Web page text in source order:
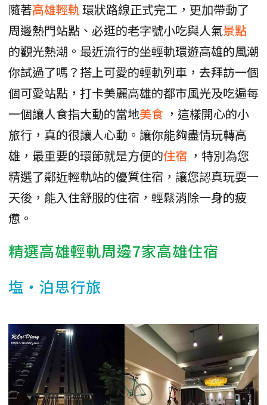
隨著高雄輕軌環狀路線正式完工，更加帶動了
周邊熱門站點、必逛的老字號小吃與人氣景點
的觀光熱潮。最近流行的坐輕軌環遊高雄的風潮
你試過了嗎？搭上可愛的輕軌列車，去拜訪一個
個可愛站點，打卡美麗高雄的都市風光及吃遍每
一個讓人食指大動的當地美食 ，這樣開心的小
旅行，真的很讓人心動。讓你能夠盡情玩轉高
雄，最重要的環節就是方便的住宿 ，特別為您
精選了鄰近輕軌站的優質住宿，讓您認真玩耍一
天後，能入住舒服的住宿，輕鬆消除一身的疲
憊。
精選高雄輕軌周邊7家高雄住宿
塩‧泊思行旅